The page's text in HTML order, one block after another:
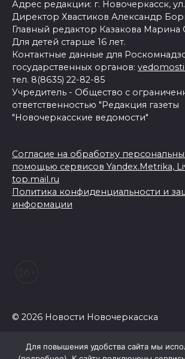
Адрес редакции: г. Новочеркасск,
Директор Хвастиков Александр
Главный редактор Казакова Марина
Для детей старше 16 лет.
Контактные данные для
государственных органов:
тел. 8(8635) 22-82-85
Учредитель - Общество с
ответственностью "Редакция газеты
"Новочеркасские ведомости"
Согласие на обработку
помощью сервисов Yandex.Metrika,
top.mail.ru
Политика конфиденциальности и
информации
© 2026 Новости Новочеркасска
Для повышения удобства сайта мы